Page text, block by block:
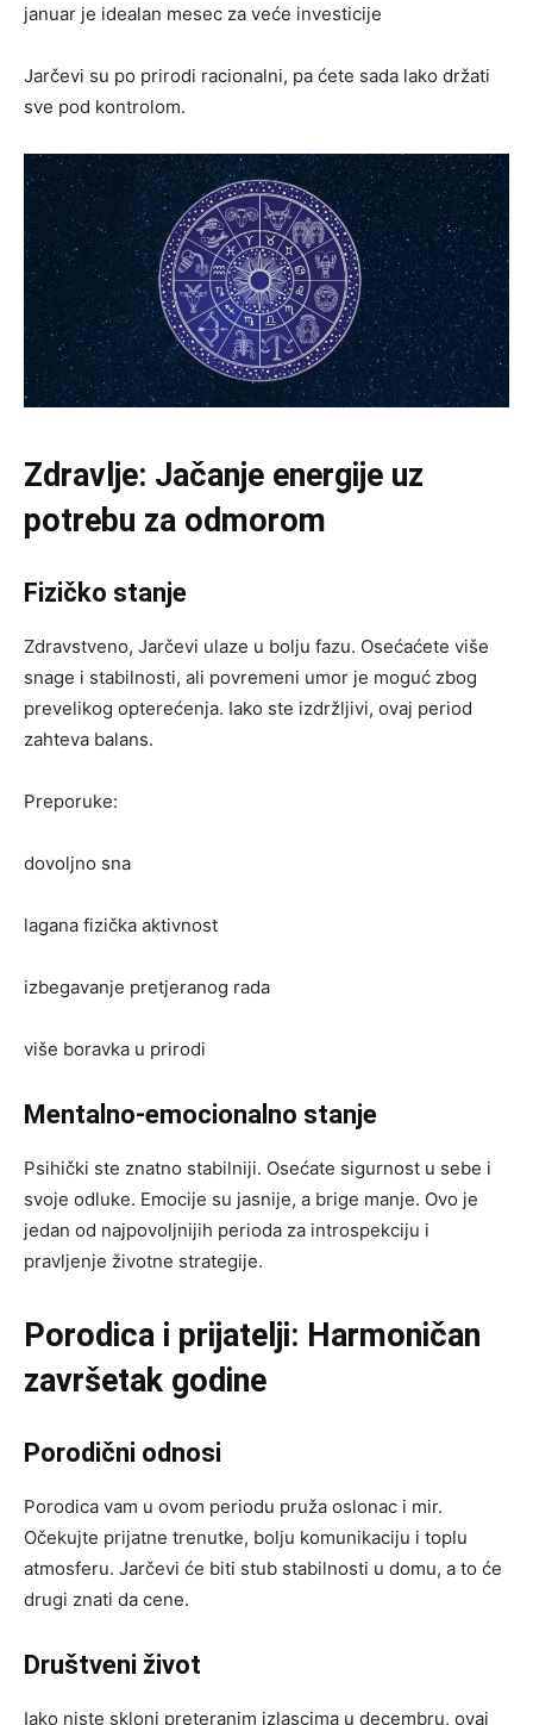
januar je idealan mesec za veće investicije
Jarčevi su po prirodi racionalni, pa ćete sada lako držati
sve pod kontrolom.
Zdravlje: Jačanje energije uz
potrebu za odmorom
Fizičko stanje
Zdravstveno, Jarčevi ulaze u bolju fazu. Osećaćete više
snage i stabilnosti, ali povremeni umor je moguć zbog
prevelikog opterećenja. Iako ste izdržljivi, ovaj period
zahteva balans.
Preporuke:
dovoljno sna
lagana fizička aktivnost
izbegavanje pretjeranog rada
više boravka u prirodi
Mentalno-emocionalno stanje
Psihički ste znatno stabilniji. Osećate sigurnost u sebe i
svoje odluke. Emocije su jasnije, a brige manje. Ovo je
jedan od najpovoljnijih perioda za introspekciju i
pravljenje životne strategije.
Porodica i prijatelji: Harmoničan
završetak godine
Porodični odnosi
Porodica vam u ovom periodu pruža oslonac i mir.
Očekujte prijatne trenutke, bolju komunikaciju i toplu
atmosferu. Jarčevi će biti stub stabilnosti u domu, a to će
drugi znati da cene.
Društveni život
Iako niste skloni preteranim izlascima u decembru, ovaj